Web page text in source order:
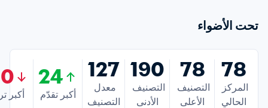
تحت الأضواء
78
الحالي
78
الأعلى
190
الأدنى
127
التصنيف
24
أكبر تقدّم أكبر